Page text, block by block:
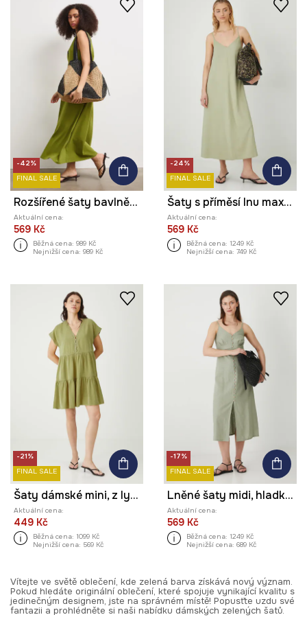
-42%
FINAL SALE
Rozšířené šaty bavlněné s elastanem hladké
Aktuální cena:
569 Kč
Běžná cena: 989 Kč
Nejnižší cena: 989 Kč
-24%
FINAL SALE
Šaty s příměsí lnu maxi, hladký povrch zelená barva
Aktuální cena:
569 Kč
Běžná cena: 1249 Kč
Nejnižší cena: 749 Kč
-21%
FINAL SALE
Šaty dámské mini, z lyocellu zelená barva
Aktuální cena:
449 Kč
Běžná cena: 1099 Kč
Nejnižší cena: 569 Kč
-17%
FINAL SALE
Lněné šaty midi, hladký povrch zelená barva
Aktuální cena:
569 Kč
Běžná cena: 1249 Kč
Nejnižší cena: 689 Kč
Vítejte ve světě oblečení, kde zelená barva získává nový význam.
Pokud hledáte originální oblečení, které spojuje vynikající kvalitu s
jedinečným designem, jste na správném místě! Popusťte uzdu své
fantazii a prohlédněte si naši nabídku dámských zelených šatů.